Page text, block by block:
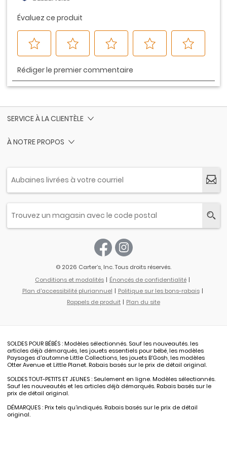
SERVICE À LA CLIENTÈLE
À NOTRE PROPOS
© 2026 Carter’s, Inc. Tous droits réservés.
Conditions et modalités
Énoncés de confidentialité
Plan d'accessibilité pluriannuel
Politique sur les bons-rabais
Rappels de produit
Plan du site
SOLDES POUR BÉBÉS : Modèles sélectionnés. Sauf les nouveautés. les
articles déjà démarqués, les jouets essentiels pour bébé, les modèles
Paysages d'automne Little Collections, les jouets B’Gosh, les modèles
Otter Avenue et Little Planet. Rabais basés sur le prix de détail original.
SOLDES TOUT-PETITS ET JEUNES : Seulement en ligne. Modèles sélectionnés.
Sauf les nouveautés et les articles déjà démarqués. Rabais basés sur le
prix de détail original.
DÉMARQUES : Prix tels qu’indiqués. Rabais basés sur le prix de détail
original.